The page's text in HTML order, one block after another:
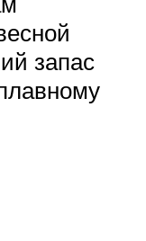
запас